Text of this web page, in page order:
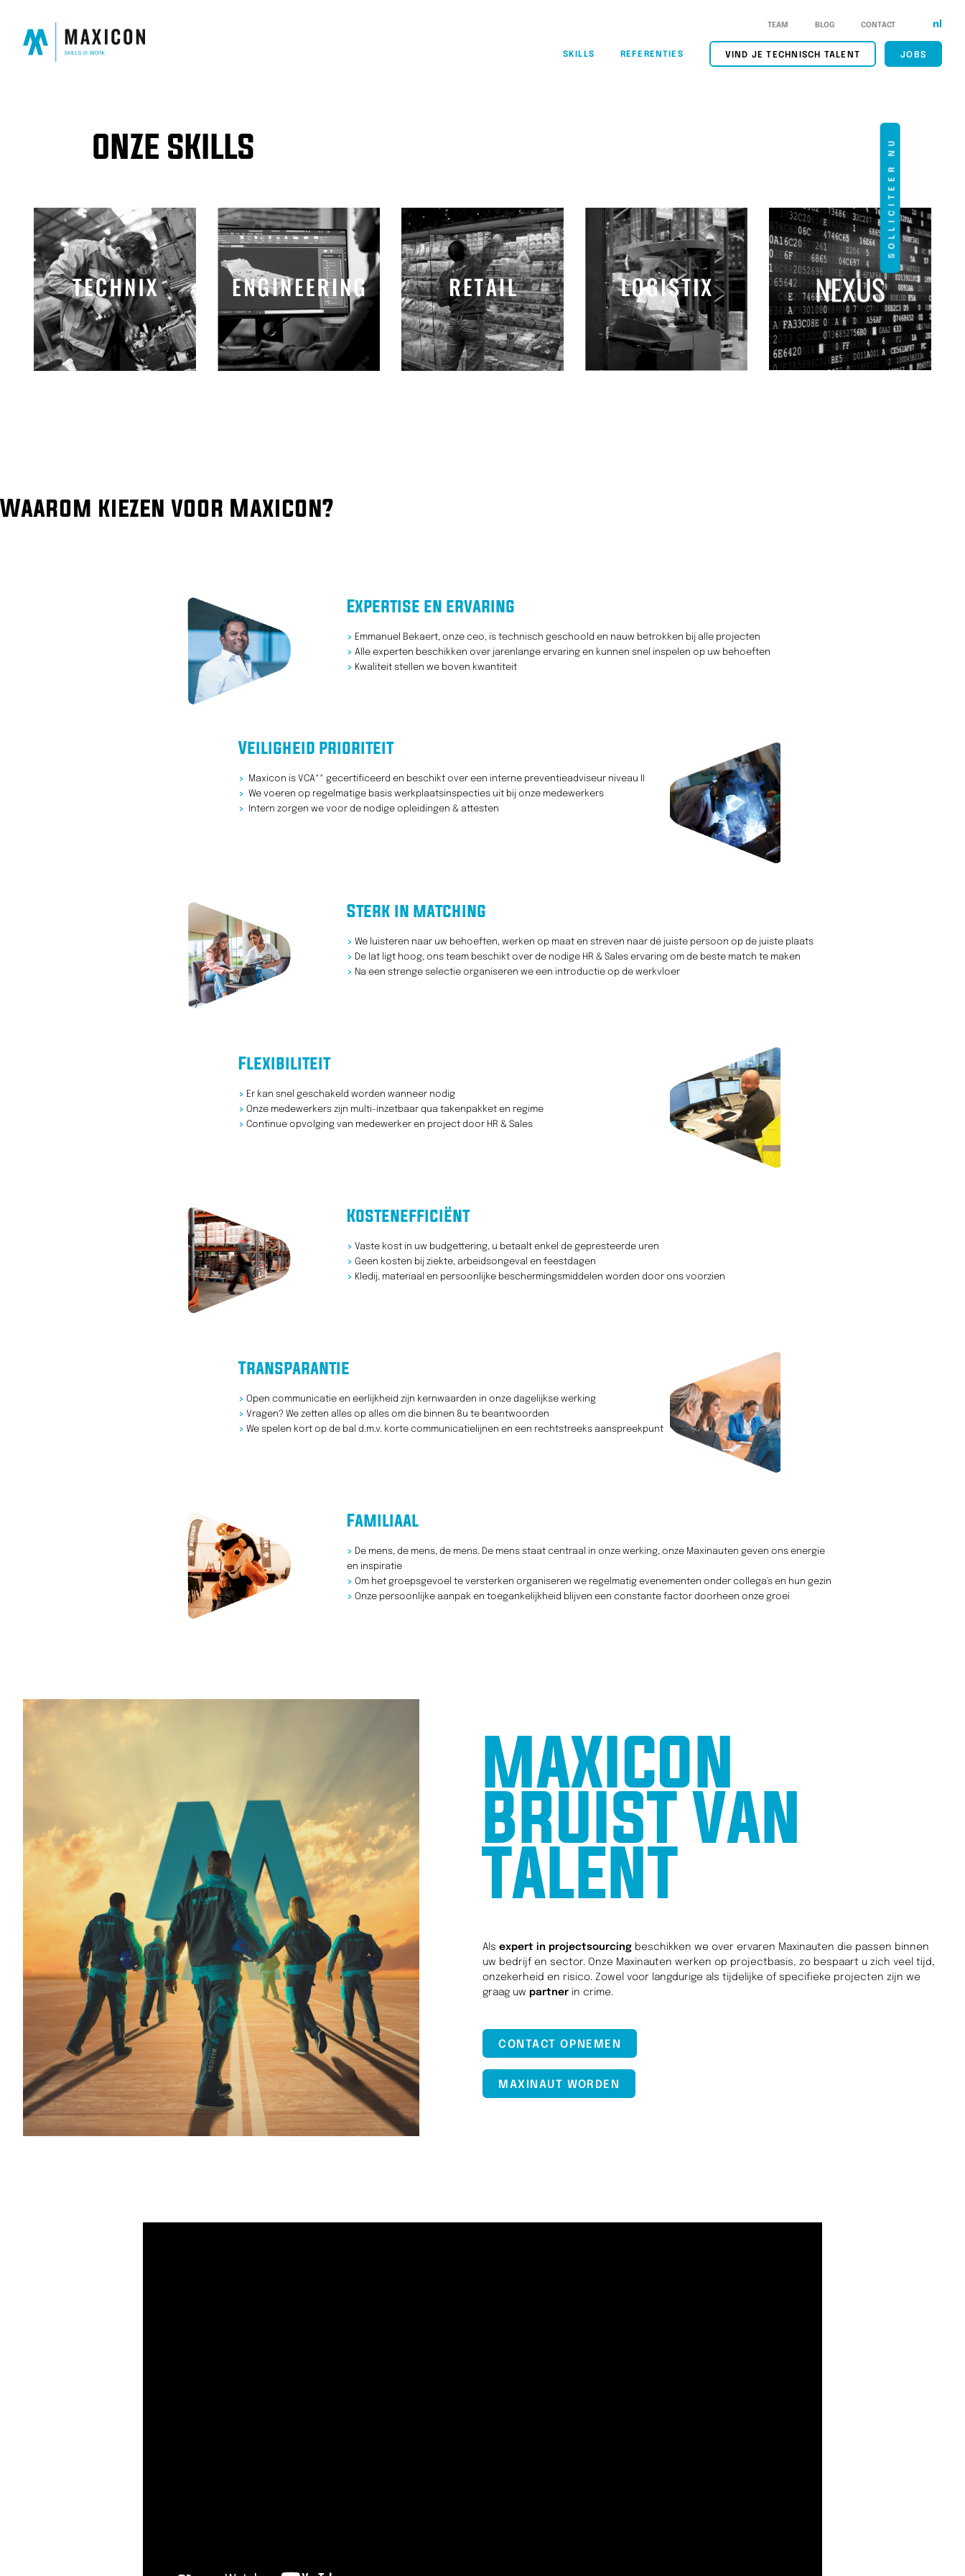
SOLLICITEER NU
TEAM BLOG CONTACT nl
SKILLS REFERENTIES VIND JE TECHNISCH TALENT JOBS
ONZE SKILLS
Waarom kiezen voor Maxicon?
Expertise en ervaring
> Emmanuel Bekaert, onze ceo, is technisch geschoold en nauw betrokken bij alle projecten
> Alle experten beschikken over jarenlange ervaring en kunnen snel inspelen op uw behoeften
> Kwaliteit stellen we boven kwantiteit
Veiligheid prioriteit
>
Maxicon is VCA** gecertificeerd en beschikt over een interne preventieadviseur niveau II
>
We voeren op regelmatige basis werkplaatsinspecties uit bij onze medewerkers
>
Intern zorgen we voor de nodige opleidingen & attesten
Sterk in matching
> We luisteren naar uw behoeften, werken op maat en streven naar dé juiste persoon op de juiste plaats
> De lat ligt hoog, ons team beschikt over de nodige HR & Sales ervaring om de beste match te maken
> Na een strenge selectie organiseren we een introductie op de werkvloer
Flexibiliteit
> Er kan snel geschakeld worden wanneer nodig
> Onze medewerkers zijn multi-inzetbaar qua takenpakket en regime
> Continue opvolging van medewerker en project door HR & Sales
Kostenefficiënt
> Vaste kost in uw budgettering, u betaalt enkel de gepresteerde uren
> Geen kosten bij ziekte, arbeidsongeval en feestdagen
> Kledij, materiaal en persoonlijke beschermingsmiddelen worden door ons voorzien
Transparantie
> Open communicatie en eerlijkheid zijn kernwaarden in onze dagelijkse werking
> Vragen? We zetten alles op alles om die binnen 8u te beantwoorden
> We spelen kort op de bal d.m.v. korte communicatielijnen en een rechtstreeks aanspreekpunt
Familiaal
> De mens, de mens, de mens. De mens staat centraal in onze werking, onze Maxinauten geven ons energie
en inspiratie
> Om het groepsgevoel te versterken organiseren we regelmatig evenementen onder collega's en hun gezin
> Onze persoonlijke aanpak en toegankelijkheid blijven een constante factor doorheen onze groei
MAXICON
BRUIST VAN
TALENT
Als expert in projectsourcing beschikken we over ervaren Maxinauten die passen binnen
uw bedrijf en sector. Onze Maxinauten werken op projectbasis, zo bespaart u zich veel tijd,
onzekerheid en risico. Zowel voor langdurige als tijdelijke of specifieke projecten zijn we
graag uw partner in crime.
CONTACT OPNEMEN
MAXINAUT WORDEN